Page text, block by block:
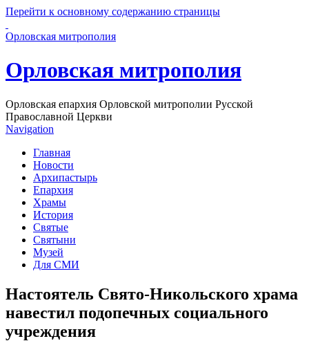
Перейти к основному содержанию страницы
Орловская митрополия
Орловская митрополия
Орловская епархия Орловской митрополии Русской
Православной Церкви
Navigation
Главная
Новости
Архипастырь
Епархия
Храмы
История
Святые
Святыни
Музей
Для СМИ
Настоятель Свято-Никольского храма
навестил подопечных социального
учреждения